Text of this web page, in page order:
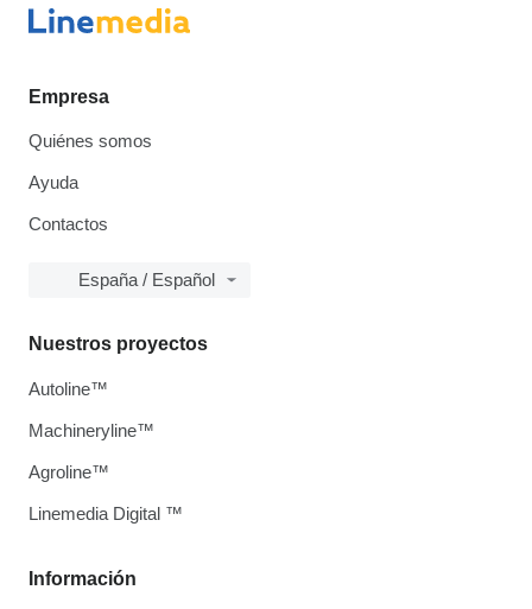
Empresa
Quiénes somos
Ayuda
Contactos
España / Español
Información
Nuestros proyectos
Autoline™
Machineryline™
Agroline™
Linemedia Digital ™